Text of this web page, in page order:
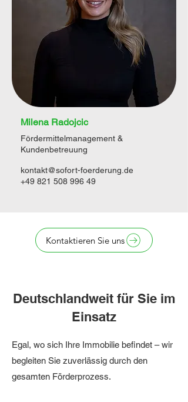
Milena Radojcic
Fördermittelmanagement &
Kundenbetreuung
kontakt@sofort-foerderung.de
+49 821 508 996 49
Kontaktieren Sie uns
Deutschlandweit für Sie im
Einsatz
Egal, wo sich Ihre Immobilie befindet – wir
begleiten Sie zuverlässig durch den
gesamten Förderprozess.